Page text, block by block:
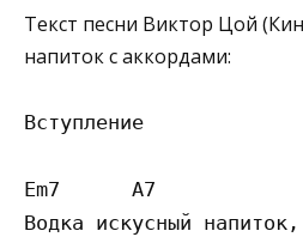
Текст песни Виктор Цой
напиток с аккордами:
Вступление
Em7      A7
Водка искусный напиток,